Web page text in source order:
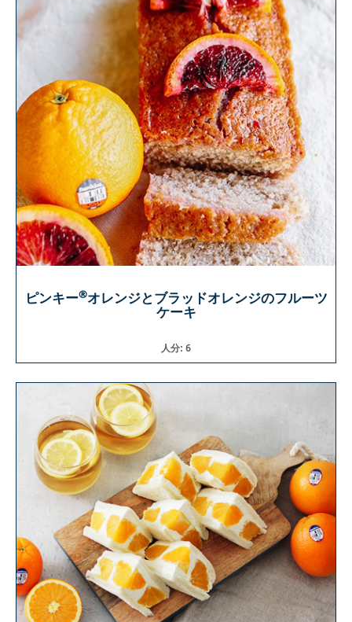
ピンキー®オレンジとブラッドオレンジのフルーツ
ケーキ
人分: 6